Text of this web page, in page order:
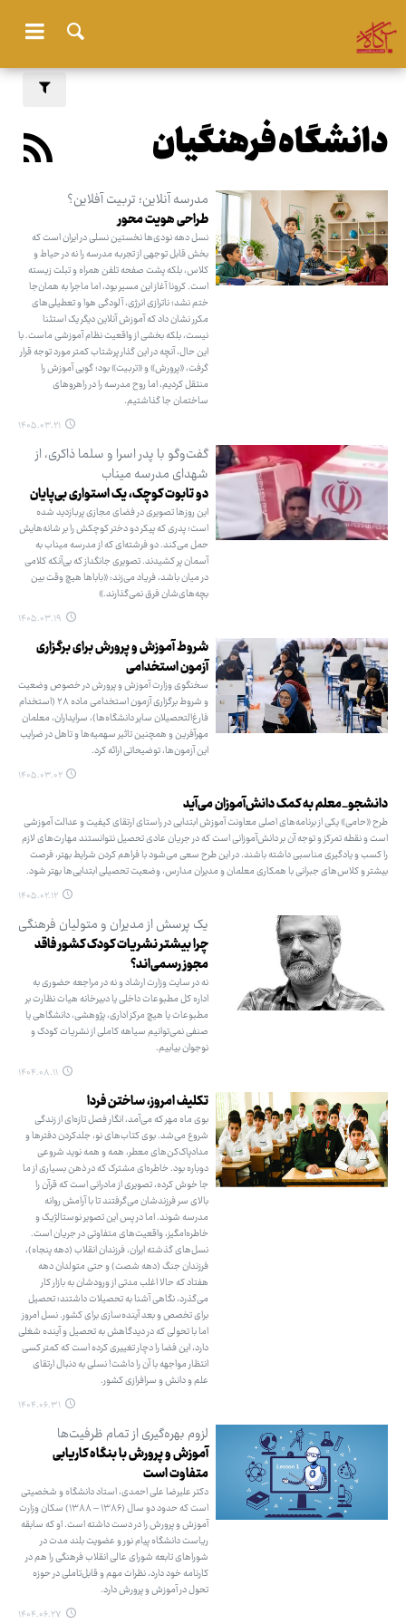
دانشگاه فرهنگیان
مدرسه آنلاین؛ تربیت آفلاین؟
طراحی هویت محور
نسل دهه نودی‌ها نخستین نسلی در ایران است که
بخش قابل توجهی از تجربه مدرسه را نه در حیاط و
کلاس، بلکه پشت صفحه تلفن همراه و تبلت زیسته
است. کرونا آغاز این مسیر بود، اما ماجرا به همان‌جا
ختم نشد؛ ناترازی انرژی، آلودگی هوا و تعطیلی‌های
مکرر نشان داد که آموزش آنلاین دیگر یک استثنا
نیست، بلکه بخشی از واقعیت نظام آموزشی ماست. با
این حال، آنچه در این گذار پرشتاب کمتر مورد توجه قرار
گرفت، «پرورش» و «تربیت» بود؛ گویی آموزش را
منتقل کردیم، اما روح مدرسه را در راهروهای
ساختمان جا گذاشتیم.
۱۴۰۵.۰۳.۲۱
گفت‌وگو با پدر اسرا و سلما ذاکری، از
شهدای مدرسه میناب
دو تابوت کوچک، یک استواری بی‌پایان
این روزها تصویری در فضای مجازی پربازدید شده
است؛ پدری که پیکر دو دختر کوچکش را بر شانه‌هایش
حمل می‌کند. دو فرشته‌ای که از مدرسه میناب به
آسمان پر کشیدند. تصویری جانگداز که بی‌آنکه کلامی
در میان باشد، فریاد می‌زند: «باباها هیچ وقت بین
بچه‌های‌شان فرق نمی‌گذارند.»
۱۴۰۵.۰۳.۱۹
شروط آموزش و پرورش برای برگزاری
آزمون استخدامی
سخنگوی وزارت آموزش و پرورش در خصوص وضعیت
و شروط برگزاری آزمون استخدامی ماده ۲۸ (استخدام
فارغ‌التحصیلان سایر دانشگاه‌ها)، سرایداران، معلمان
مهرآفرین و همچنین تاثیر سهمیه‌ها و تاهل در ضرایب
این آزمون‌ها، توضیحاتی ارائه کرد.
۱۴۰۵.۰۳.۰۲
دانشجو_معلم به کمک دانش‌آموزان می‌آید
طرح «حامی» یکی از برنامه‌های اصلی معاونت آموزش ابتدایی در راستای ارتقای کیفیت و عدالت آموزشی
است و نقطه تمرکز و توجه آن بر دانش‌آموزانی است که در جریان عادی تحصیل نتوانستند مهارت‌های لازم
را کسب و یادگیری مناسبی داشته باشند. در این طرح سعی می‌شود با فراهم کردن شرایط بهتر، فرصت
بیشتر و کلاس‌های جبرانی با همکاری معلمان و مدیران مدارس، وضعیت تحصیلی ابتدایی‌ها بهتر شود.
۱۴۰۵.۰۲.۱۲
یک پرسش از مدیران و متولیان فرهنگی
چرا بیشتر نشریات کودک کشور فاقد
مجوز رسمی‌اند؟
نه در سایت وزارت ارشاد و نه در مراجعه حضوری به
اداره کل مطبوعات داخلی یا دبیرخانه هیات نظارت بر
مطبوعات یا هیچ مرکز اداری، پژوهشی، دانشگاهی یا
صنفی نمی‌توانیم سیاهه کاملی از نشریات کودک و
نوجوان بیابیم.
۱۴۰۴.۰۸.۱۱
تکلیف امروز، ساختن فردا
بوی ماه مهر که می‌آمد، انگار فصل تازه‌ای از زندگی
شروع می‌شد. بوی کتاب‌های نو، جلدکردن دفترها و
مدادپاک‌کن‌های معطر، همه و همه نوید شروعی
دوباره بود. خاطره‌ای مشترک که در ذهن بسیاری از ما
جا خوش کرده، تصویری از مادرانی است که قرآن را
بالای سر فرزندشان می‌گرفتند تا با آرامش روانه
مدرسه شوند. اما در پس این تصویر نوستالژیک و
خاطره‌امگیز، واقعیت‌های متفاوتی در جریان است.
نسل‌های گذشته ایران، فرزندان انقلاب (دهه پنجاه)،
فرزندان جنگ (دهه شصت) و حتی متولدان دهه
هفتاد که حالا اغلب مدتی از ورودشان به بازار کار
می‌گذرد، نگاهی آشنا به تحصیلات داشتند؛ تحصیل
برای تخصص و بعد آینده‌سازی برای کشور. نسل امروز
اما با تحولی که در دیدگاهش به تحصیل و آینده شغلی
دارد، این فضا را دچار تغییری کرده است که کمتر کسی
انتظار مواجهه با آن را داشت! نسلی به دنبال ارتقای
علم و دانش و سرافرازی کشور.
۱۴۰۴.۰۶.۳۱
لزوم بهره‌گیری از تمام ظرفیت‌ها
آموزش و پرورش با بنگاه کاریابی
متفاوت است
دکتر علیرضا علی احمدی، استاد دانشگاه و شخصیتی
است که حدود دو سال (۱۳۸۶ – ۱۳۸۸) سکان وزارت
آموزش و پرورش را در دست داشته است. او که سابقه
ریاست دانشگاه پیام نور و عضویت بلند مدت در
شوراهای تابعه شورای عالی انقلاب فرهنگی را هم در
کارنامه خود دارد، نظرات مهم و قابل‌تاملی در حوزه
تحول در آموزش و پرورش دارد.
۱۴۰۴.۰۶.۲۷